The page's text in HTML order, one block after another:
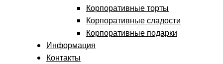
Корпоративные торты
Корпоративные сладости
Корпоративные подарки
Информация
Контакты